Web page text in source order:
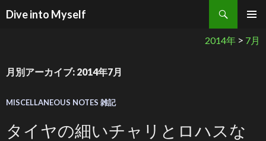
Dive into Myself
検索
2014年 > 7月
月別アーカイブ: 2014年7月
MISCELLANEOUS NOTES 雑記
タイヤの細いチャリとロハスな